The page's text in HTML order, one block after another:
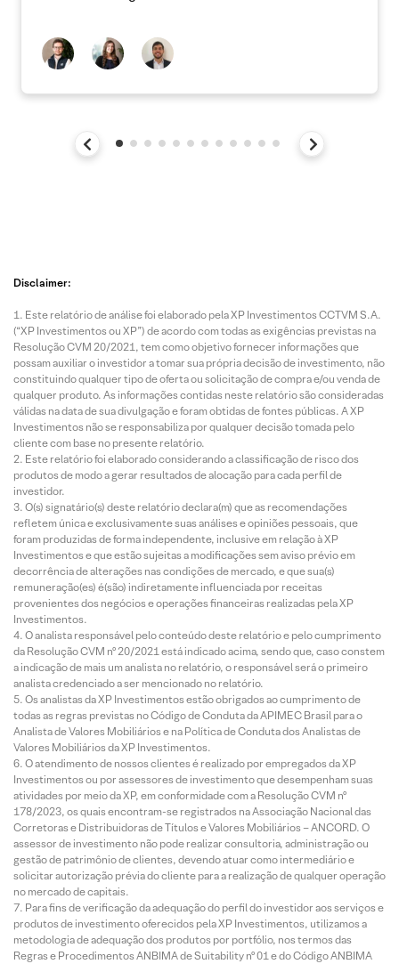
Disclaimer:
Este relatório de análise foi elaborado pela XP Investimentos CCTVM S.A.
(“XP Investimentos ou XP”) de acordo com todas as exigências previstas na
Resolução CVM 20/2021, tem como objetivo fornecer informações que
possam auxiliar o investidor a tomar sua própria decisão de investimento, não
constituindo qualquer tipo de oferta ou solicitação de compra e/ou venda de
qualquer produto. As informações contidas neste relatório são consideradas
válidas na data de sua divulgação e foram obtidas de fontes públicas. A XP
Investimentos não se responsabiliza por qualquer decisão tomada pelo
cliente com base no presente relatório.
Este relatório foi elaborado considerando a classificação de risco dos
produtos de modo a gerar resultados de alocação para cada perfil de
investidor.
O(s) signatário(s) deste relatório declara(m) que as recomendações
refletem única e exclusivamente suas análises e opiniões pessoais, que
foram produzidas de forma independente, inclusive em relação à XP
Investimentos e que estão sujeitas a modificações sem aviso prévio em
decorrência de alterações nas condições de mercado, e que sua(s)
remuneração(es) é(são) indiretamente influenciada por receitas
provenientes dos negócios e operações financeiras realizadas pela XP
Investimentos.
O analista responsável pelo conteúdo deste relatório e pelo cumprimento
da Resolução CVM nº 20/2021 está indicado acima, sendo que, caso constem
a indicação de mais um analista no relatório, o responsável será o primeiro
analista credenciado a ser mencionado no relatório.
Os analistas da XP Investimentos estão obrigados ao cumprimento de
todas as regras previstas no Código de Conduta da APIMEC Brasil para o
Analista de Valores Mobiliários e na Política de Conduta dos Analistas de
Valores Mobiliários da XP Investimentos.
O atendimento de nossos clientes é realizado por empregados da XP
Investimentos ou por assessores de investimento que desempenham suas
atividades por meio da XP, em conformidade com a Resolução CVM nº
178/2023, os quais encontram-se registrados na Associação Nacional das
Corretoras e Distribuidoras de Títulos e Valores Mobiliários – ANCORD. O
assessor de investimento não pode realizar consultoria, administração ou
gestão de patrimônio de clientes, devendo atuar como intermediário e
solicitar autorização prévia do cliente para a realização de qualquer operação
no mercado de capitais.
Para fins de verificação da adequação do perfil do investidor aos serviços e
produtos de investimento oferecidos pela XP Investimentos, utilizamos a
metodologia de adequação dos produtos por portfólio, nos termos das
Regras e Procedimentos ANBIMA de Suitability nº 01 e do Código ANBIMA